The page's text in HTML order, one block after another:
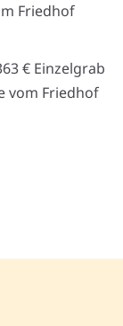
Friedhof
€ Einzelgrab
vom Friedhof